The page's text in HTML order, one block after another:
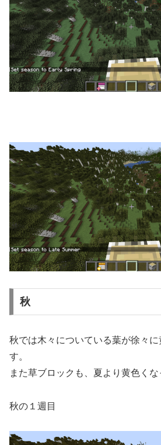
秋
秋では木々についている葉が徐々に
す。
また草ブロックも、夏より黄色くな
秋の１週目